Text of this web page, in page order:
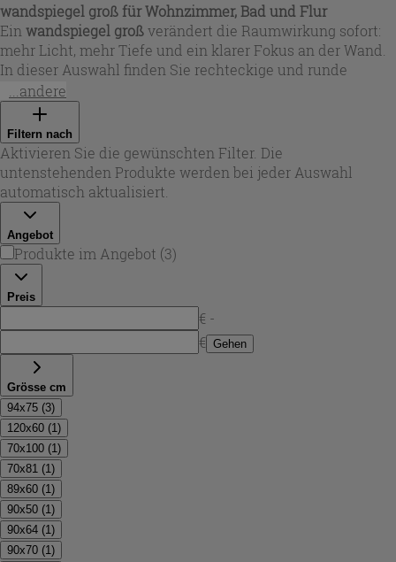
wandspiegel groß für Wohnzimmer, Bad und Flur
Ein wandspiegel großverändert die Raumwirkung sofort:
mehr Licht, mehr Tiefe und ein klarer Fokus an der Wand.
In dieser Auswahl finden Sie rechteckige und runde
Formate, die sich als
spiegel wohnzimmer
bewähren. Je nach Modell sind die Spiegel bündig, mit
dezentem Rand oder mit dekorativem Rahmen gestaltet –
ideal, wenn Sie einengroßer spiegel wandsuchen, der zu
Ihrem Einrichtungsstil passt.
...andere
Filtern nach
Aktivieren Sie die gewünschten Filter. Die
untenstehenden Produkte werden bei jeder Auswahl
automatisch aktualisiert.
Angebot
Produkte im Angebot (3)
Preis
€ -
€ Gehen
Grösse cm
94x75 (3)
120x60 (1 )
70x100 (1 )
70x81 (1 )
89x60 (1 )
90x50 (1 )
90x64 (1 )
90x70 (1 )